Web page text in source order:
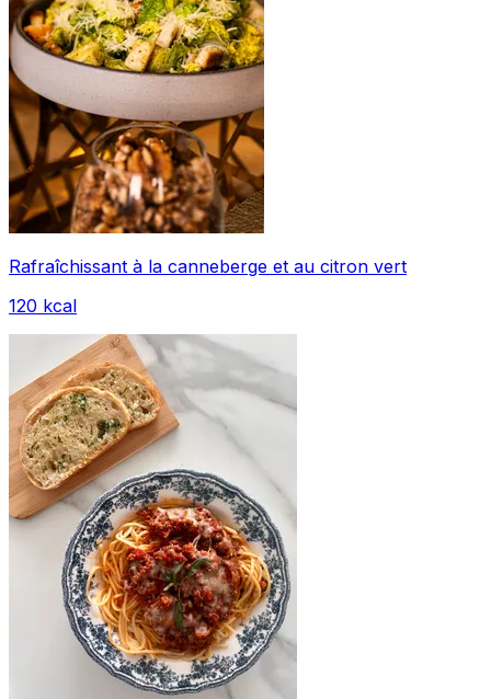
Rafraîchissant à la canneberge et au citron vert
120 kcal